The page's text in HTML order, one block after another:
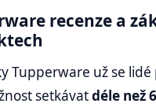
recenze a
Tupperware už se lidé
setkávatdéle než